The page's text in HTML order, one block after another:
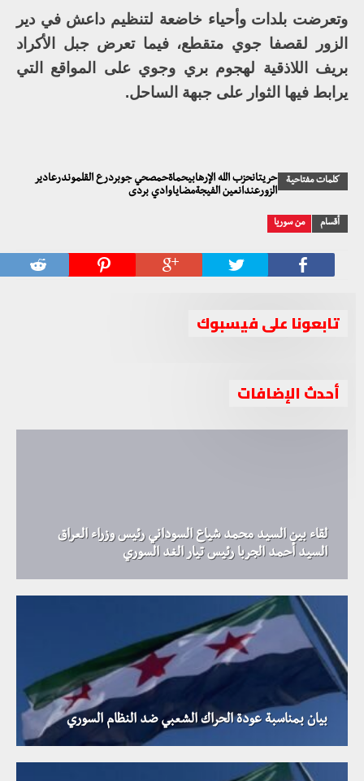
وتعرضت بلدات وأحياء خاضعة لتنظيم داعش في دير
الزور لقصفا جوي متقطع، فيما تعرض جبل الأكراد
بريف اللاذقية لهجوم بري وجوي على المواقع التي
يرابط فيها الثوار على جبهة الساحل.
كلمات مفتاحية
حريتانحزب الله الإرهابيحماةحمصحي جوبردرع القلموندرعادير
الزورعندانعين الفيجةمضاياوادي بردى
أقسام من سوريا
تابعونا على فيسبوك
أحدث الإضافات
لقاء بين السيد محمد شياع السوداني رئيس وزراء العراق
السيد أحمد الجربا رئيس تيار الغد السوري
بيان بمناسبة عودة الحراك الشعبي ضد النظام السوري